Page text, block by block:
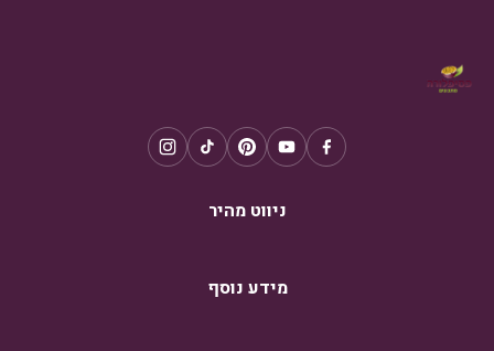
ניווט מהיר
מידע נוסף